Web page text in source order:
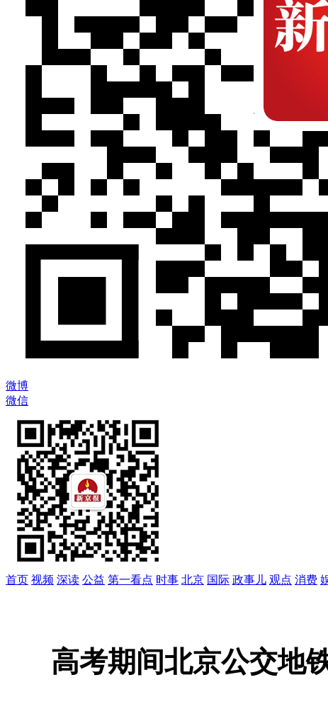
微博
微信
首页 视频 深读 公益 第一看点 时事 北京 国际 政事儿 观点 消费
高考期间北京公交地